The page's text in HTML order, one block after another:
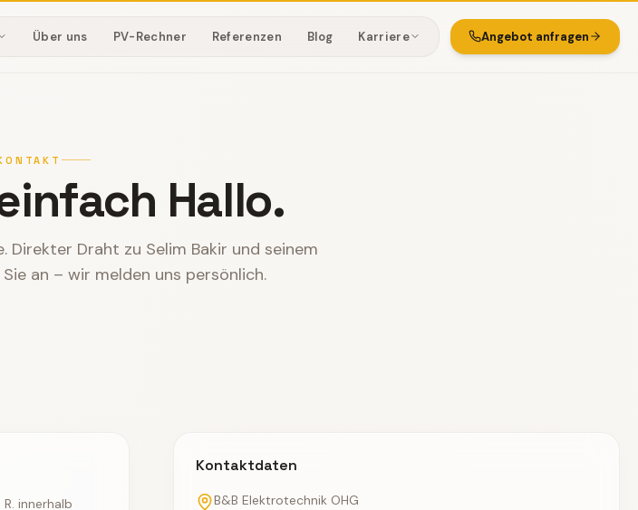
Über uns PV-Rechner Referenzen Blog Karriere Angebot anfragen
Hallo.
Direkter Draht zu Selim Bakir und seinem
an – wir melden uns persönlich.
innerhalb
Kontaktdaten
B&B Elektrotechnik OHG